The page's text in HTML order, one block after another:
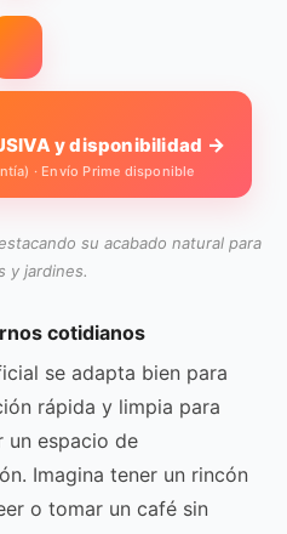
y disponibilidad
· Envío Prime disponible
→
su acabado natural para
y jardines.
cotidianos
se adapta bien para
rápida y limpia para
un espacio de
Imagina tener un rincón
o tomar un café sin